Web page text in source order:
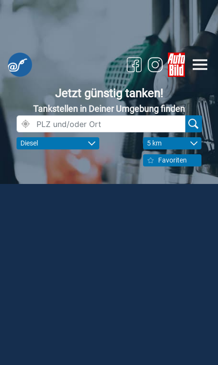
Jetzt günstig tanken!
Tankstellen in Deiner Umgebung finden
Diesel 5 km
Favoriten